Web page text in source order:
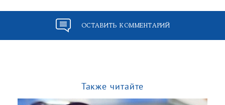
ОСТАВИТЬ КОММЕНТАРИЙ
Также читайте